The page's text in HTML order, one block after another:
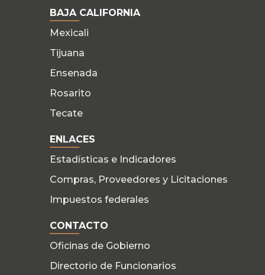
BAJA CALIFORNIA
Mexicali
Tijuana
Ensenada
Rosarito
Tecate
ENLACES
Estadísticas e Indicadores
Compras, Proveedores y Licitaciones
Impuestos federales
CONTACTO
Oficinas de Gobierno
Directorio de Funcionarios